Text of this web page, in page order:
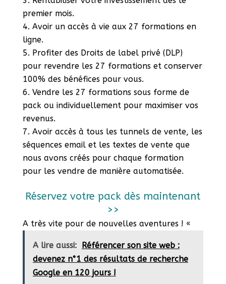
premier mois.
Avoir un accès à vie aux 27 formations en
ligne.
Profiter des Droits de label privé (DLP)
pour revendre les 27 formations et conserver
100% des bénéfices pour vous.
Vendre les 27 formations sous forme de
pack ou individuellement pour maximiser vos
revenus.
Avoir accès à tous les tunnels de vente, les
séquences email et les textes de vente que
nous avons créés pour chaque formation
pour les vendre de manière automatisée.
Réservez votre pack dès maintenant
>>
A très vite pour de nouvelles aventures ! «
A lire aussi:
Référencer son site web :
devenez n°1 des résultats de recherche
Google en 120 jours !